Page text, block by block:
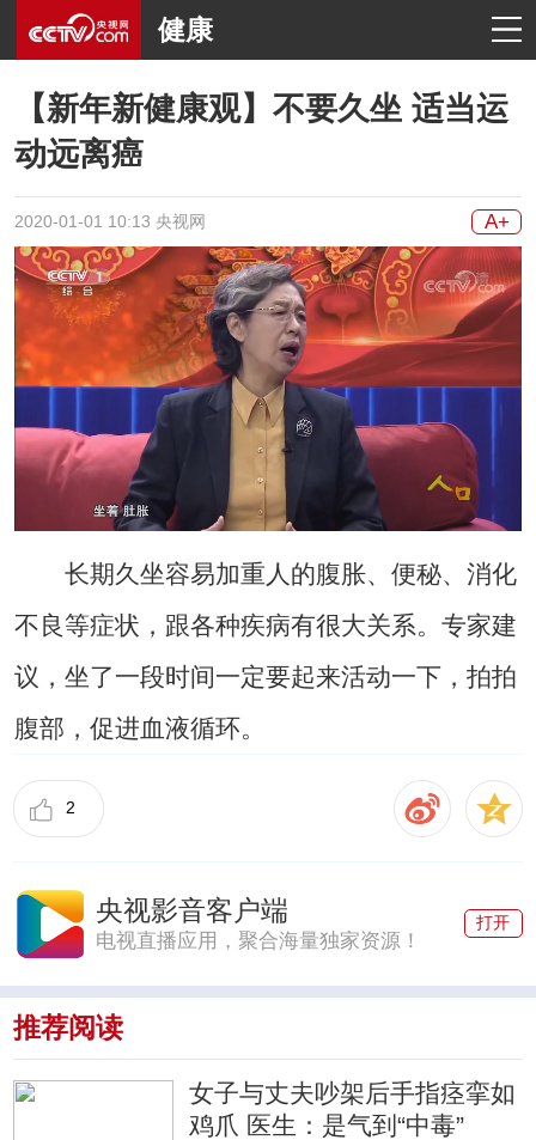
健康
【新年新健康观】不要久坐 适当运
动远离癌
2020-01-01 10:13 央视网 A+
长期久坐容易加重人的腹胀、便秘、消化
不良等症状，跟各种疾病有很大关系。专家建
议，坐了一段时间一定要起来活动一下，拍拍
腹部，促进血液循环。
2
央视影音客户端
电视直播应用，聚合海量独家资源！
打开
推荐阅读
女子与丈夫吵架后手指痉挛如
鸡爪 医生：是气到“中毒”